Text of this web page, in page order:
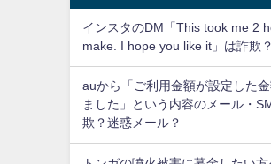
インスタのDM「This took me 2
make. I hope you like it」は詐欺？
auから「ご利用金額が設定した金
ました」という内容のメール・
欺？迷惑メール？